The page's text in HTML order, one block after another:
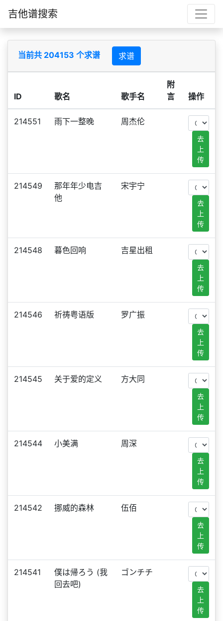
吉他谱搜索
当前共 204153 个求谱 求谱
ID 歌名 歌手名
附
言
操作
214551 雨下一整晚 周杰伦
去
上
传
214549
那年年少电吉
他
宋宇宁
去
上
传
214548 暮色回响 吉星出租
去
上
传
214546 祈祷粤语版 罗广振
去
上
传
214545 关于爱的定义 方大同
去
上
传
214544 小美满 周深
去
上
传
214542 挪威的森林 伍佰
去
上
传
214541
僕は帰ろう (我
回去吧)
ゴンチチ
去
上
传